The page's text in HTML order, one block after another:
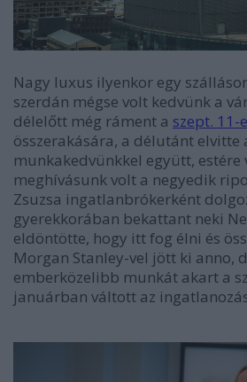
Nagy luxus ilyenkor egy
szerdán mégse volt kedvünk a
délelőtt még ráment a szept. 11-
összerakására, a délutánt elvitte
munkakedvünkkel együtt, estére
meghívásunk volt a negyedik
Zsuzsa ingatlanbrókerként
gyerekkorában bekattant neki
eldöntötte, hogy itt fog élni és
Morgan Stanley-vel jött ki anno,
emberközelibb munkát akart a
januárban váltott az